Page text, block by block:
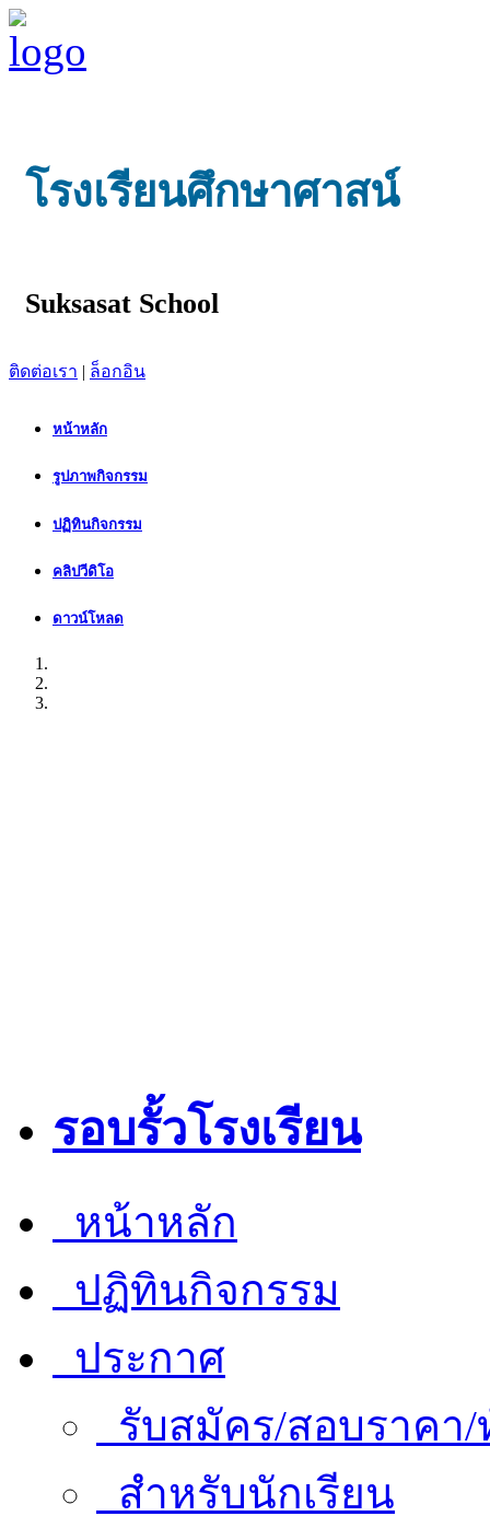
โรงเรียนศึกษาศาสน์
Suksasat School
ติดต่อเรา | ล็อกอิน
หน้าหลัก
รูปภาพกิจกรรม
ปฏิทินกิจกรรม
คลิปวีดิโอ
ดาวน์โหลด
รอบรั้วโรงเรียน
หน้าหลัก
ปฏิทินกิจกรรม
ประกาศ
รับสมัคร/สอบราคา/
สำหรับนักเรียน